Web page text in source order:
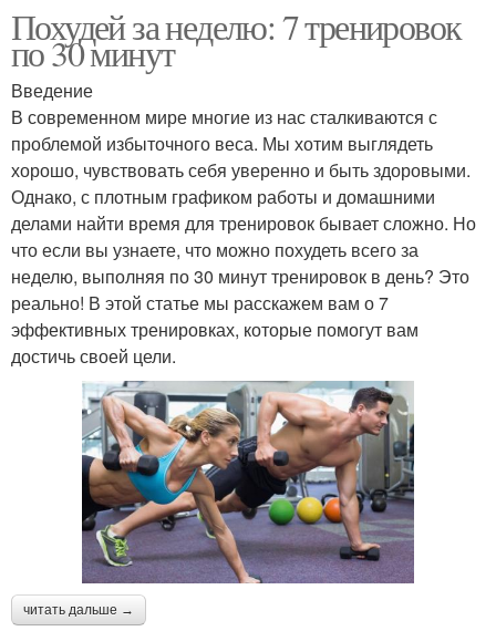
Похудей за неделю: 7 тренировок
по 30 минут
Введение
В современном мире многие из нас сталкиваются с
проблемой избыточного веса. Мы хотим выглядеть
хорошо, чувствовать себя уверенно и быть здоровыми.
Однако, с плотным графиком работы и домашними
делами найти время для тренировок бывает сложно. Но
что если вы узнаете, что можно похудеть всего за
неделю, выполняя по 30 минут тренировок в день? Это
реально! В этой статье мы расскажем вам о 7
эффективных тренировках, которые помогут вам
достичь своей цели.
читать дальше →